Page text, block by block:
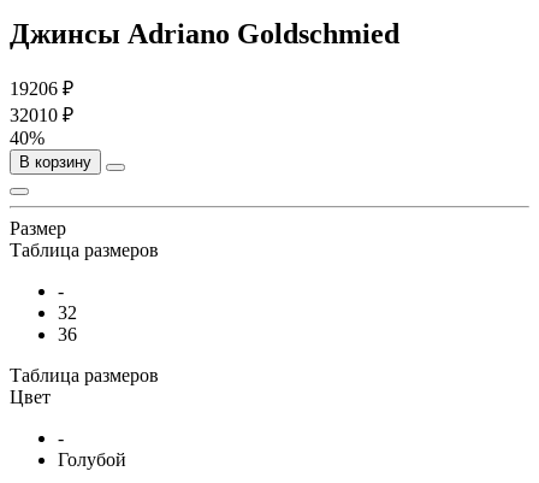
Джинсы Adriano Goldschmied
19206 ₽
32010 ₽
40%
В корзину
Размер
Таблица размеров
-
32
36
Таблица размеров
Цвет
-
Голубой